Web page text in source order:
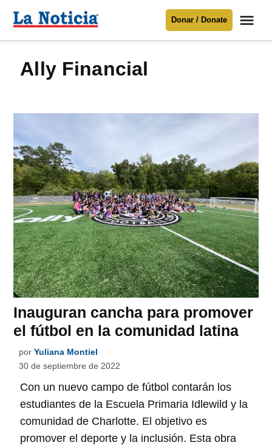
Para mantenerte informado necesitamos
contenido
Noticia
Donar / Donate
Ally Financial
Inauguran cancha para promover
el fútbol en la comunidad latina
por Yuliana Montiel
30 de septiembre de 2022
Con un nuevo campo de fútbol contarán los
estudiantes de la Escuela Primaria Idlewild y la
comunidad de Charlotte. El objetivo es
promover el deporte y la inclusión. Esta obra